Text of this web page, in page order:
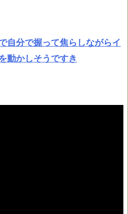
自分で握って焦らしながらイ
動かしそうですき